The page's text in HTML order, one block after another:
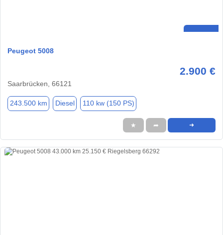
Peugeot 5008
2.900 €
Saarbrücken, 66121
243.500 km Diesel 110 kw (150 PS)
★ ➦ ➜